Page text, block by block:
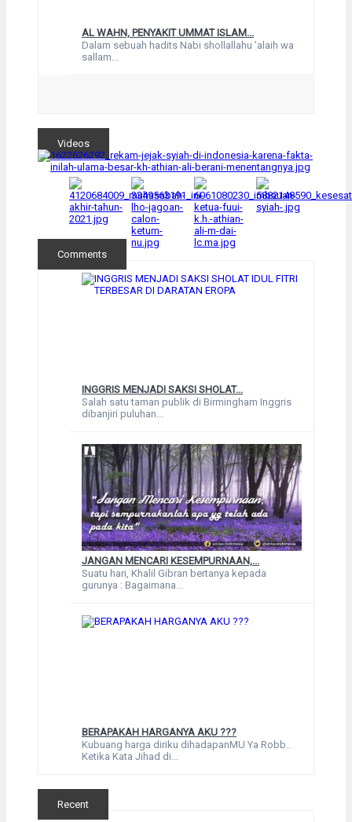
AL WAHN, PENYAKIT UMMAT ISLAM...
Dalam sebuah hadits Nabi shollallahu ’alaih wa
sallam...
Videos
Comments
INGGRIS MENJADI SAKSI SHOLAT...
Salah satu taman publik di Birmingham Inggris
dibanjiri puluhan...
JANGAN MENCARI KESEMPURNAAN,...
Suatu hari, Khalil Gibran bertanya kepada
gurunya : Bagaimana...
BERAPAKAH HARGANYA AKU ???
Kubuang harga diriku dihadapanMU Ya Robb..
Ketika Kata Jihad di...
Recent